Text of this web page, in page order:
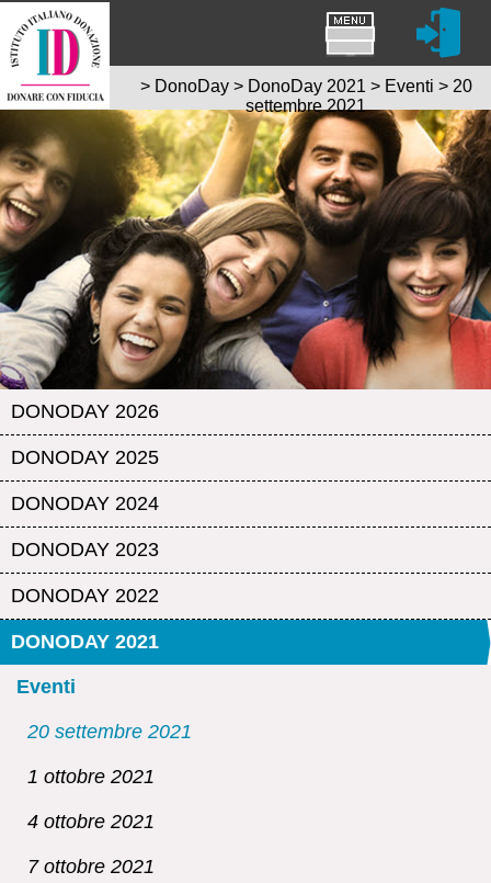
DONODAY 2026
DONODAY 2025
DONODAY 2024
DONODAY 2023
DONODAY 2022
DONODAY 2021
Eventi
20 settembre 2021
1 ottobre 2021
4 ottobre 2021
7 ottobre 2021
> DonoDay > DonoDay 2021 > Eventi > 20
settembre 2021